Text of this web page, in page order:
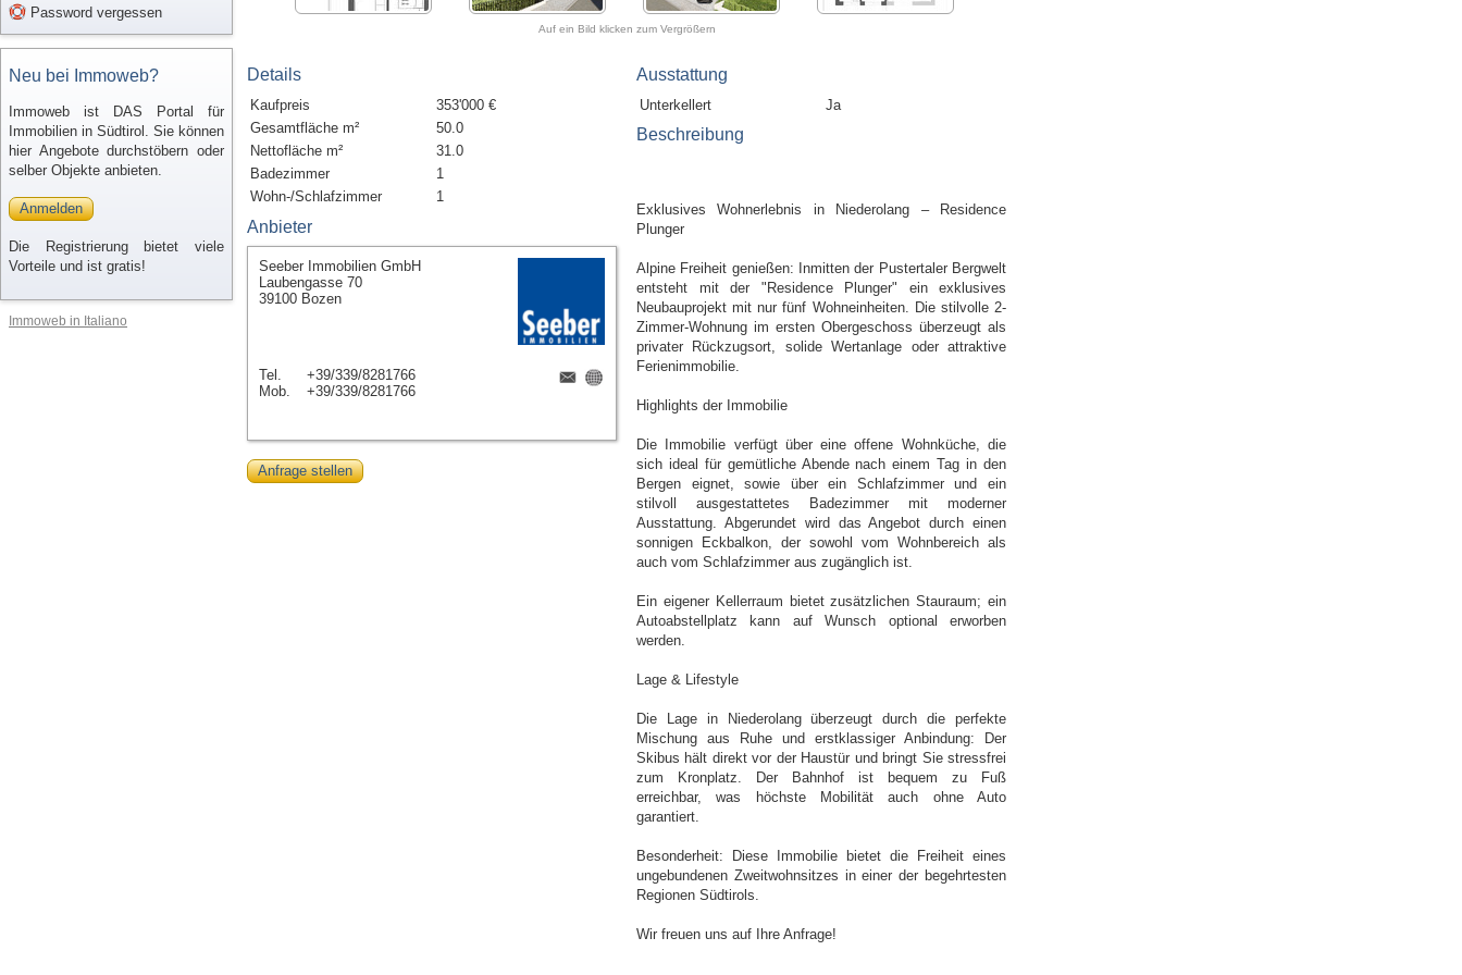
Password vergessen
Neu bei Immoweb?
Immoweb ist DAS Portal für
Immobilien in Südtirol. Sie können
hier Angebote durchstöbern oder
selber Objekte anbieten.
Anmelden
Die Registrierung bietet viele
Vorteile und ist gratis!
Immoweb in Italiano
Auf ein Bild klicken zum Vergrößern
Details
Kaufpreis
353'000 €
Gesamtfläche m²
50.0
Nettofläche m²
31.0
Badezimmer
1
Wohn-/Schlafzimmer
1
Ausstattung
Unterkellert Ja
Beschreibung
Exklusives Wohnerlebnis in Niederolang – Residence
Plunger
Alpine Freiheit genießen: Inmitten der Pustertaler Bergwelt
entsteht mit der "Residence Plunger" ein exklusives
Neubauprojekt mit nur fünf Wohneinheiten. Die stilvolle 2-
Zimmer-Wohnung im ersten Obergeschoss überzeugt als
privater Rückzugsort, solide Wertanlage oder attraktive
Ferienimmobilie.
Highlights der Immobilie
Die Immobilie verfügt über eine offene Wohnküche, die
sich ideal für gemütliche Abende nach einem Tag in den
Bergen eignet, sowie über ein Schlafzimmer und ein
stilvoll ausgestattetes Badezimmer mit moderner
Ausstattung. Abgerundet wird das Angebot durch einen
sonnigen Eckbalkon, der sowohl vom Wohnbereich als
auch vom Schlafzimmer aus zugänglich ist.
Ein eigener Kellerraum bietet zusätzlichen Stauraum; ein
Autoabstellplatz kann auf Wunsch optional erworben
werden.
Lage & Lifestyle
Die Lage in Niederolang überzeugt durch die perfekte
Mischung aus Ruhe und erstklassiger Anbindung: Der
Skibus hält direkt vor der Haustür und bringt Sie stressfrei
zum Kronplatz. Der Bahnhof ist bequem zu Fuß
erreichbar, was höchste Mobilität auch ohne Auto
garantiert.
Besonderheit: Diese Immobilie bietet die Freiheit eines
ungebundenen Zweitwohnsitzes in einer der begehrtesten
Regionen Südtirols.
Wir freuen uns auf Ihre Anfrage!
Anbieter
Seeber Immobilien GmbH
Laubengasse 70
39100 Bozen
Tel.
+39/339/8281766
Mob.
+39/339/8281766
Anfrage stellen